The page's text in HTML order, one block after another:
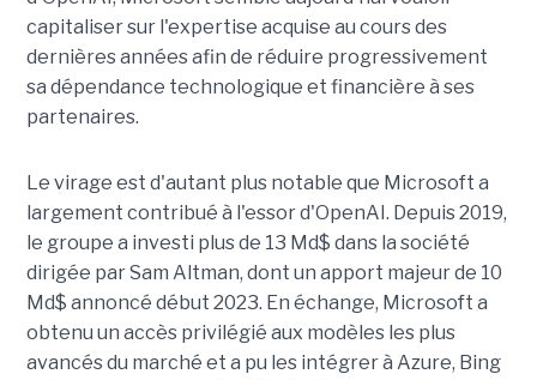
capitaliser sur l'expertise acquise au cours des
dernières années afin de réduire progressivement
sa dépendance technologique et financière à ses
partenaires.
Le virage est d'autant plus notable que Microsoft a
largement contribué à l'essor d'OpenAI. Depuis 2019,
le groupe a investi plus de 13 Md$ dans la société
dirigée par Sam Altman, dont un apport majeur de 10
Md$ annoncé début 2023. En échange, Microsoft a
obtenu un accès privilégié aux modèles les plus
avancés du marché et a pu les intégrer à Azure, Bing